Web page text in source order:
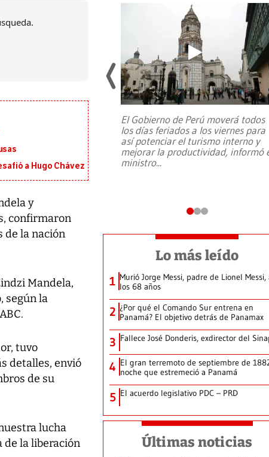
a Hugo Chávez
y
confirmaron
de la nación
Mandela,
según la
tuvo
detalles, envió
de su
lucha
de la liberación
escuetas
adversarios, el
Luiz Inácio Lula
este domingo su
El Gobierno de Perú moverá todos
los días feriados a los viernes para
así potenciar el turismo interno y
mejorar la productividad, informó
ministro...
Lo más leído
1 Murió Jorge Messi, padre de Lionel Messi,
los 68 años
2 ¿Por qué el Comando Sur entrena en
Panamá? El objetivo detrás de Panamax
3 Fallece José Donderis, exdirector del
4 El gran terremoto de septiembre de
noche que estremeció a Panamá
5 El acuerdo legislativo PDC – PRD
Últimas noticias